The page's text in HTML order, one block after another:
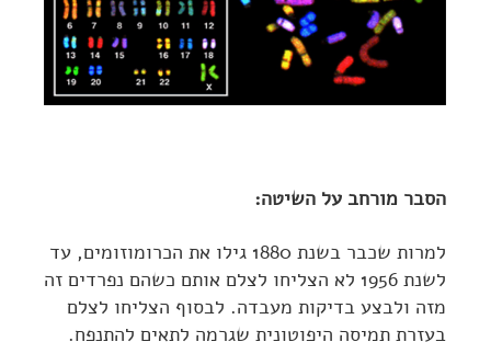
הסבר מורחב על השיטה:
למרות שכבר בשנת 1880 גילו את הכרומוזומים, עד
לשנת 1956 לא הצליחו לצלם אותם כשהם נפרדים זה
מזה ולבצע בדיקות מעבדה. לבסוף הצליחו לצלם
בעזרת תמיסה היפוטונית שגרמה לתאים להתנפח.